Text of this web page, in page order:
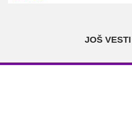
JOŠ